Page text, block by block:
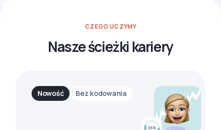
CZEGO UCZYMY
Nasze ścieżki kariery
Nowość Bez kodowania